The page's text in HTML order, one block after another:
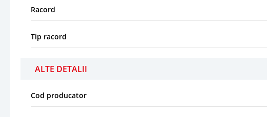
Racord
Tip racord
ALTE DETALII
Cod producator